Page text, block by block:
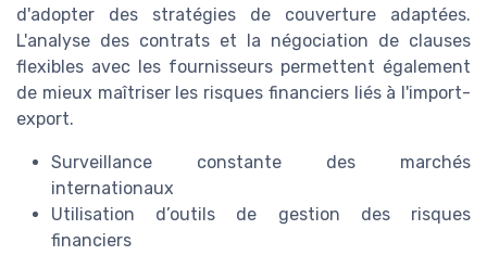
d'adopter des stratégies de couverture adaptées.
L'analyse des contrats et la négociation de clauses
flexibles avec les fournisseurs permettent également
de mieux maîtriser les risques financiers liés à l'import-
export.
Surveillance constante des marchés
internationaux
Utilisation d’outils de gestion des risques
financiers